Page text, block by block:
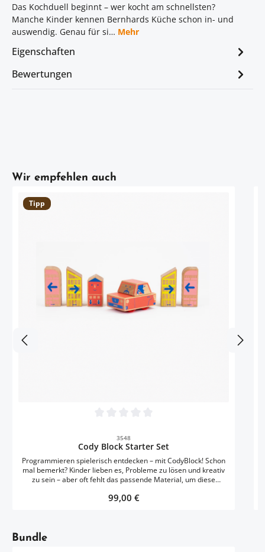
Das Kochduell beginnt – wer kocht am schnellsten?
Manche Kinder kennen Bernhards Küche schon in- und
auswendig. Genau für si… Mehr
Eigenschaften
Bewertungen
Artikelgalerie überspringen
Wir empfehlen auch
Tipp
3548
Cody Block Starter Set
Programmieren spielerisch entdecken – mit CodyBlock! Schon
mal bemerkt? Kinder lieben es, Probleme zu lösen und kreativ
zu sein – aber oft fehlt das passende Material, um diese
Programmieren spielerisch zu entdecken und dabei Fantasie
um Bewegungswege und Aktionen zu planen, die der kleine
Regulärer Preis:
99,00 €
Artikelgalerie überspringen
Bundle